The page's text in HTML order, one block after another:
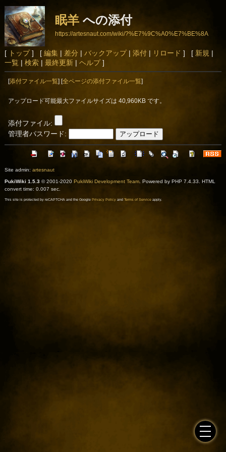
眠羊への添付
https://artesnaut.com/wiki/?%E7%9C%A0%E7%BE%8A
[ トップ] [ 編集| 差分 | バックアップ| 添付| リロード ] [ 新規 |
一覧| 検索| 最終更新| ヘルプ]
[添付ファイル一覧 ] [全ページの添付ファイル一覧
アップロード可能最大ファイルサイズは 40,960KB です。
添付ファイル:
管理者パスワード:
Site admin: artesnaut
PukiWiki 1.5.3© 2001-2020 PukiWiki Development Team. Powered by PHP 7.4.33. HTML
convert time: 0.007 sec.
This site is protected by reCAPTCHA and the Google Privacy Policyand Terms of Serviceapply.